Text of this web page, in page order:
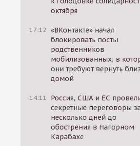
октября
17:12 «ВКонтакте» начал
блокировать посты
родственников
мобилизованных, в
они требуют вернуть
домой
14:11
Россия, США и ЕС
секретные переговоры
несколько дней до
обострения в Нагорном
Карабахе